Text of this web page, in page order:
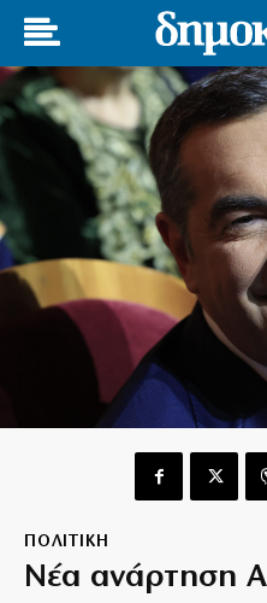
ΠΟΛΙΤΙΚΗ
Νέα ανάρτηση